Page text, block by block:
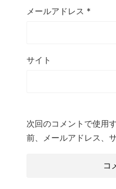
メールアドレス *
サイト
次回のコメントで使用
前、メールアドレス、